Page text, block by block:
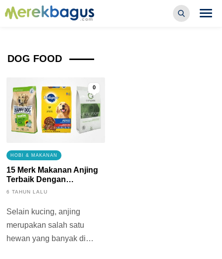
DOG FOOD
0
HOBI & MAKANAN
15 Merk Makanan Anjing
Terbaik Dengan
Kandungan Nutrisi Yang
6 TAHUN LALU
Selain kucing, anjing
merupakan salah satu
hewan yang banyak di